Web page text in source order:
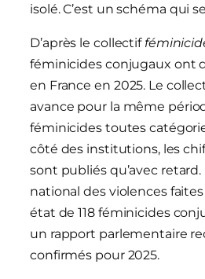
isolé. C’est un schéma qui
D’après le collectif
féminicides conjugaux ont
en France en 2025. Le
avance pour la même
féminicides toutes
côté des institutions, les
sont publiés qu’avec retard.
national des violences
état de 118 féminicides
un rapport parlementaire
confirmés pour 2025.